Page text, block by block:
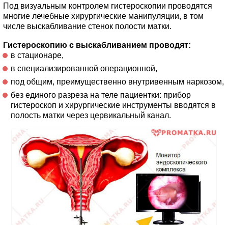
Под визуальным контролем гистероскопии проводятся
многие лечебные хирургические манипуляции, в том
числе выскабливание стенок полости матки.
Гистероскопию с выскабливанием проводят:
в стационаре,
в специализированной операционной,
под общим, преимущественно внутривенным наркозом,
без единого разреза на теле пациентки: прибор
гистероскоп и хирургические инструменты вводятся в
полость матки через цервикальный канал.